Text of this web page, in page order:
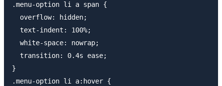
.menu-option li a span {
  overflow: hidden;
  text-indent: 100%;
  white-space: nowrap;
  transition: 0.4s ease;
}
.menu-option li a:hover {